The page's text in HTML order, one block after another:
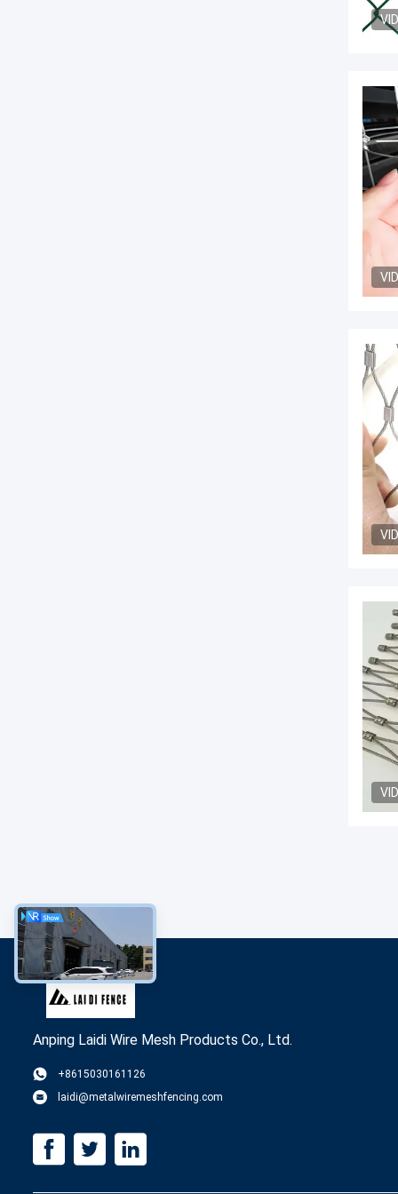
Anping Laidi Wire Mesh Products Co., Ltd.
+8615030161126
laidi@metalwiremeshfencing.com